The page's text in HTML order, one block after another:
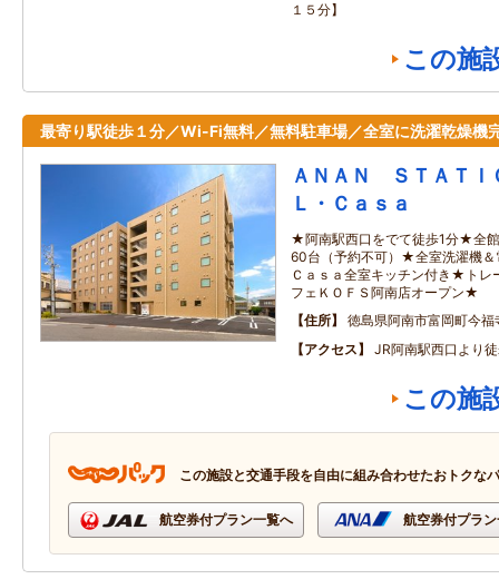
１５分】
この施
最寄り駅徒歩１分／Wi-Fi無料／無料駐車場／全室に洗濯乾燥機
ＡＮＡＮ ＳＴＡＴ
Ｌ・Ｃａｓａ
★阿南駅西口をでて徒歩1分★全
60台（予約不可）★全室洗濯機
Ｃａｓａ全室キッチン付き★ト
フェＫＯＦＳ阿南店オープン★
住所
徳島県阿南市富岡町今福
アクセス
JR阿南駅西口より
この施
この施設と交通手段を自由に組み合わせたおトクな
航空券付プラン一覧へ 航空券付プラ